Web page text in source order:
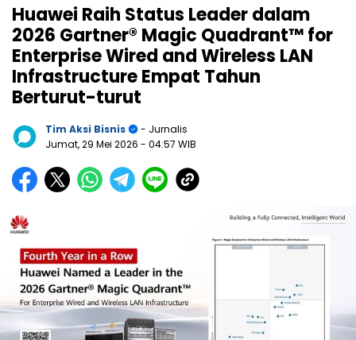
Huawei Raih Status Leader dalam
2026 Gartner® Magic Quadrant™ for
Enterprise Wired and Wireless LAN
Infrastructure Empat Tahun
Berturut-turut
Tim Aksi Bisnis
- Jurnalis
Jumat, 29 Mei 2026 - 04:57 WIB